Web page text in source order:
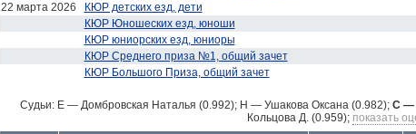
22 марта 2026
КЮР детских езд, дети
КЮР Юношеских езд, юноши
КЮР юниорских езд, юниоры
КЮР Среднего приза №1, общий зачет
КЮР Большого Приза, общий зачет
Судьи: E — Домбровская Наталья (0.992); H — Ушакова Оксана (0.982); C —
Кольцова Д. (0.959); показать